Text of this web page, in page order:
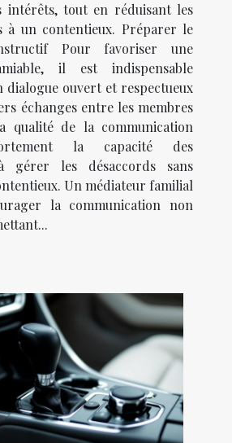
intérêts, tout en réduisant les
à un contentieux. Préparer le
Pour favoriser une
il est indispensable
dialogue ouvert et respectueux
échanges entre les membres
qualité de la communication
la capacité des
gérer les désaccords sans
Un médiateur familial
la communication non